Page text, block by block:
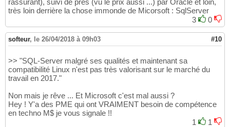
très loin derrière la chose immonde de Micorsoft : SqlServer
3
0
softeur, le 26/04/2018 à 09h03 #10
>> "SQL-Server malgré ses qualités et maintenant sa
compatibilité Linux n'est pas très valorisant sur le marché du
travail en 2017."
Non mais je rêve ... Et Microsoft c'est mal aussi ?
Hey ! Y'a des PME qui ont VRAIMENT besoin de compétence
en techno M$ je vous signale !!
1
1